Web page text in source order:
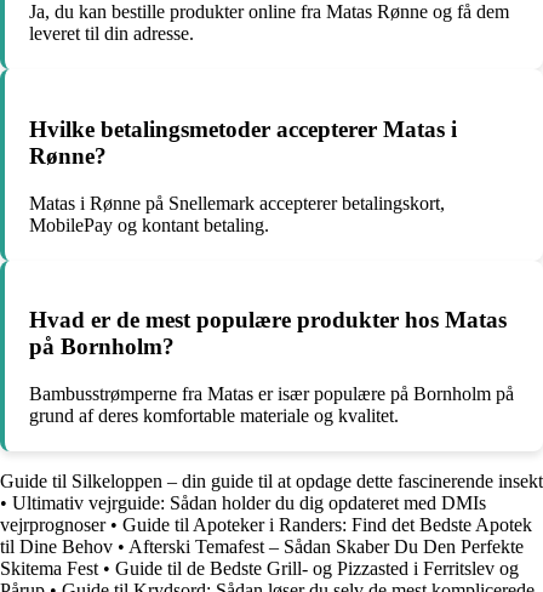
Ja, du kan bestille produkter online fra Matas Rønne og få dem
leveret til din adresse.
Hvilke betalingsmetoder accepterer Matas i
Rønne?
Matas i Rønne på Snellemark accepterer betalingskort,
MobilePay og kontant betaling.
Hvad er de mest populære produkter hos Matas
på Bornholm?
Bambusstrømperne fra Matas er især populære på Bornholm på
grund af deres komfortable materiale og kvalitet.
Guide til Silkeloppen – din guide til at opdage dette fascinerende insekt
• Ultimativ vejrguide: Sådan holder du dig opdateret med DMIs
vejrprognoser• Guide til Apoteker i Randers: Find det Bedste Apotek
til Dine Behov • Afterski Temafest – Sådan Skaber Du Den Perfekte
Skitema Fest • Guide til de Bedste Grill- og Pizzasted i Ferritslev og